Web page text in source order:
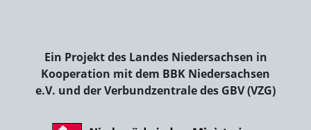
Ein Projekt des Landes Niedersachsen in
Kooperation mit dem BBK Niedersachsen
e.V. und der Verbundzentrale des GBV (VZG)